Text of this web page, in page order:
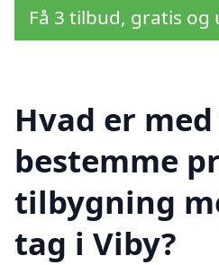
Få 3 tilbud, gratis
Hvad er
bestemme
tilbygning
tag i Viby?